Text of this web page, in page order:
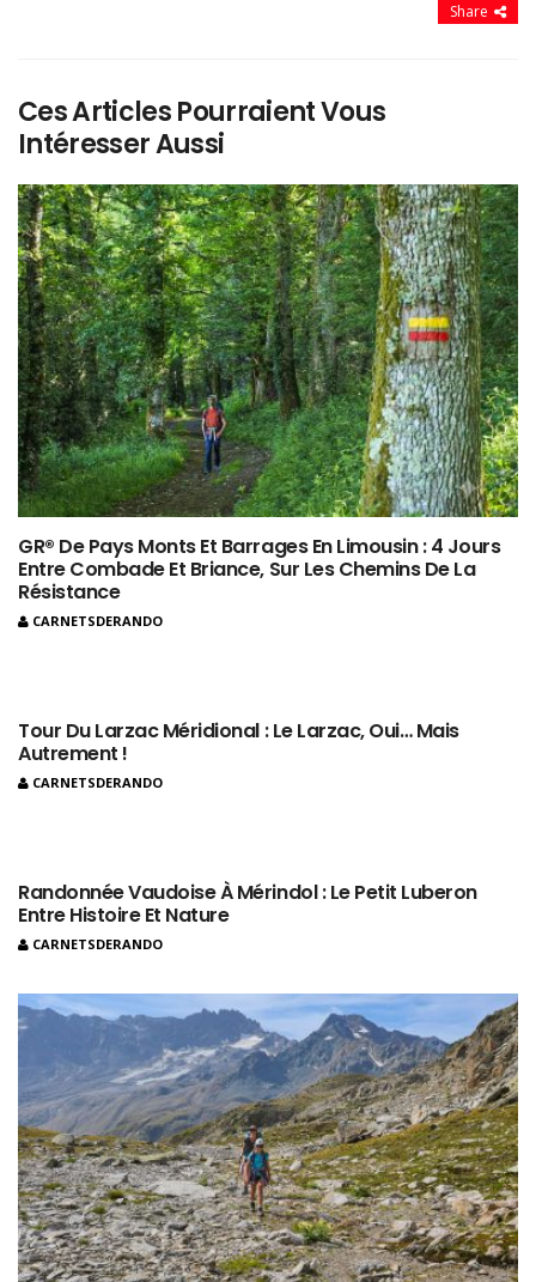
Share
Ces Articles Pourraient Vous
Intéresser Aussi
GR® De Pays Monts Et Barrages En Limousin : 4 Jours
Entre Combade Et Briance, Sur Les Chemins De La
Résistance
CARNETSDERANDO
Tour Du Larzac Méridional : Le Larzac, Oui… Mais
Autrement !
CARNETSDERANDO
Randonnée Vaudoise À Mérindol : Le Petit Luberon
Entre Histoire Et Nature
CARNETSDERANDO